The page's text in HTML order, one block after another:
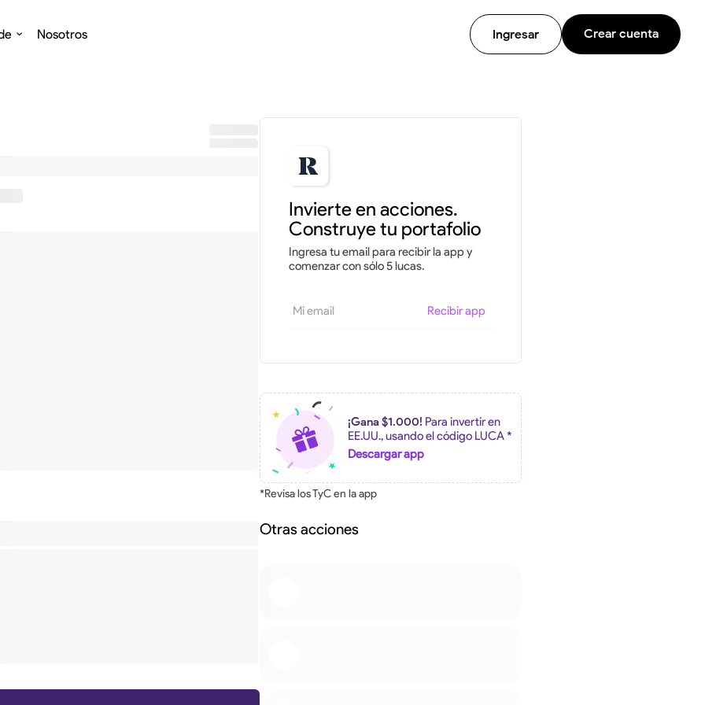
Nosotros Ingresar Crear cuenta
Invierte en acciones.
Construye tu portafolio
Ingresa tu email para recibir la app y
comenzar con sólo 5 lucas.
Mi email Recibir app
¡Gana $1.000! Para invertir en
EE.UU., usando el código LUCA *
Descargar app
*Revisa los TyC en la app
Otras acciones